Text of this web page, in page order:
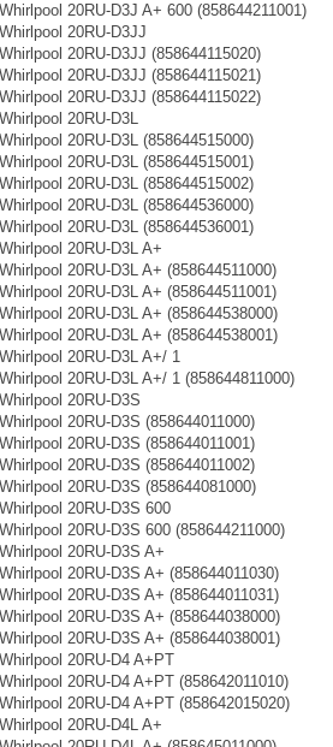
Whirlpool 20RU-D3J A+ 600 (858644211001)
Whirlpool 20RU-D3JJ
Whirlpool 20RU-D3JJ (858644115020)
Whirlpool 20RU-D3JJ (858644115021)
Whirlpool 20RU-D3JJ (858644115022)
Whirlpool 20RU-D3L
Whirlpool 20RU-D3L (858644515000)
Whirlpool 20RU-D3L (858644515001)
Whirlpool 20RU-D3L (858644515002)
Whirlpool 20RU-D3L (858644536000)
Whirlpool 20RU-D3L (858644536001)
Whirlpool 20RU-D3L A+
Whirlpool 20RU-D3L A+ (858644511000)
Whirlpool 20RU-D3L A+ (858644511001)
Whirlpool 20RU-D3L A+ (858644538000)
Whirlpool 20RU-D3L A+ (858644538001)
Whirlpool 20RU-D3L A+/ 1
Whirlpool 20RU-D3L A+/ 1 (858644811000)
Whirlpool 20RU-D3S
Whirlpool 20RU-D3S (858644011000)
Whirlpool 20RU-D3S (858644011001)
Whirlpool 20RU-D3S (858644011002)
Whirlpool 20RU-D3S (858644081000)
Whirlpool 20RU-D3S 600
Whirlpool 20RU-D3S 600 (858644211000)
Whirlpool 20RU-D3S A+
Whirlpool 20RU-D3S A+ (858644011030)
Whirlpool 20RU-D3S A+ (858644011031)
Whirlpool 20RU-D3S A+ (858644038000)
Whirlpool 20RU-D3S A+ (858644038001)
Whirlpool 20RU-D4 A+PT
Whirlpool 20RU-D4 A+PT (858642011010)
Whirlpool 20RU-D4 A+PT (858642015020)
Whirlpool 20RU-D4L A+